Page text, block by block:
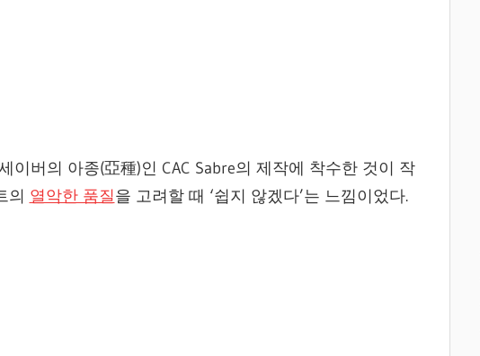
이버의 아종(亞種)인 CAC Sabre의 제작에 착수한 것이 작
의 열악한 품질을 고려할 때 ‘쉽지 않겠다’는 느낌이었다.